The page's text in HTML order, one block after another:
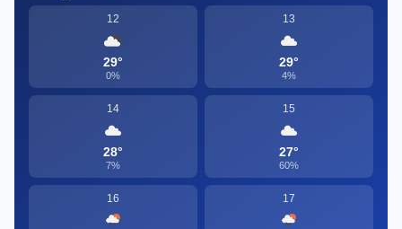
12
29°
0%
13
29°
4%
14
28°
7%
15
27°
60%
16 17